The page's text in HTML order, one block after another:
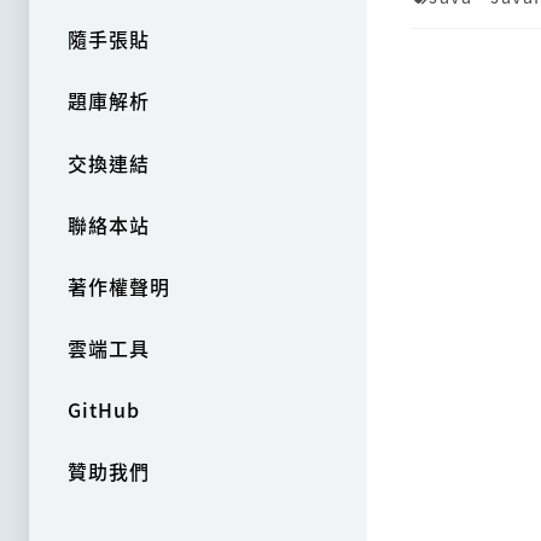
隨手張貼
題庫解析
交換連結
聯絡本站
著作權聲明
雲端工具
GitHub
贊助我們